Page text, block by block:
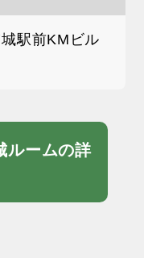
駅前KMビル
ルームの詳